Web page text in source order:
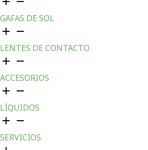
GAFAS DE SOL
LENTES DE CONTACTO
ACCESORIOS
LÍQUIDOS
SERVICIOS